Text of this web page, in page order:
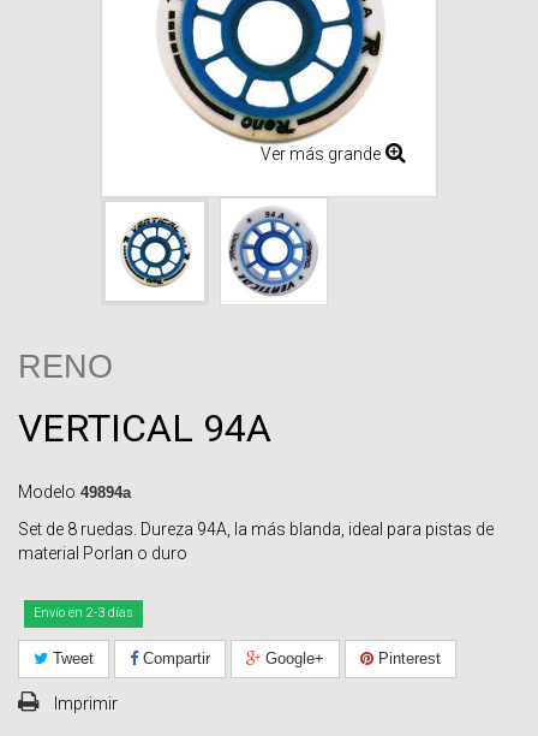
Ver más grande
RENO
VERTICAL 94A
Modelo 49894a
Set de 8 ruedas. Dureza 94A, la más blanda, ideal para pistas de
material Porlan o duro
Envío en 2-3 días
Tweet Compartir Google+ Pinterest
Imprimir